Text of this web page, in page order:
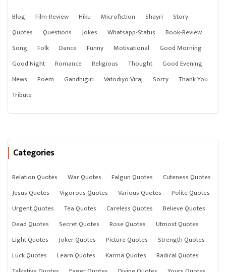
Blog Film-Review Hiku Microfiction Shayri
Story
Quotes
Questions Jokes Whatsapp-Status
Book-Review
Song
Folk Dance Funny Motivational
Good Morning
Good Night
Romance Religious Thought
Good Evening
News
Poem Gandhigiri Vatodiyo Viraj Sorry
Thank You
Tribute
Categories
Relation Quotes War Quotes Falgun Quotes
Cuteness Quotes
Jesus Quotes
Vigorous Quotes Various Quotes
Polite Quotes
Urgent Quotes
Tea Quotes Careless Quotes
Believe Quotes
Dead Quotes
Secret Quotes Rose Quotes
Utmost Quotes
Light Quotes
Joker Quotes Picture Quotes
Strength Quotes
Luck Quotes
Learn Quotes Karma Quotes
Radical Quotes